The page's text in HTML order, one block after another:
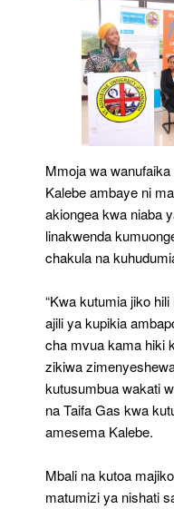
Mmoja wa
Kalebe ambaye ni
akiongea kwa niaba
linakwenda
chakula na
“Kwa kutumia jiko
ajili ya kupikia
cha mvua kama hiki
zikiwa
kutusumbua wakati
na Taifa Gas kwa
amesema Kalebe.
Mbali na kutoa
matumizi ya nishati